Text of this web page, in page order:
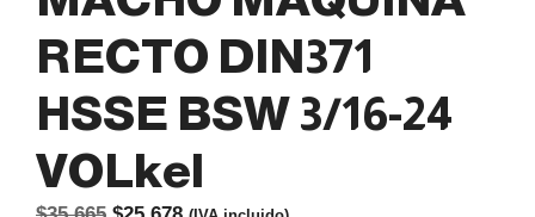
RECTO DIN371
HSSE BSW 3/16-24
VOLkel